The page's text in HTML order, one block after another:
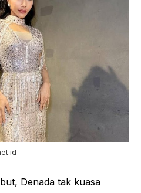
Denada tak kuasa